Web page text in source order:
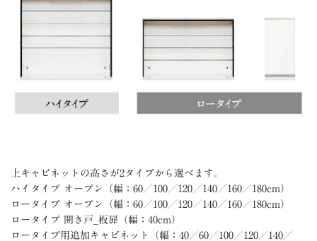
上キャビネットの高さが2タイプから選べます。
ハイタイプ オープン（幅：60／100／120／140／160／180cm）
ロータイプ オープン（幅：60／100／120／140／160／180cm）
ロータイプ 開き戸_板扉（幅：40cm）
ロータイプ用追加キャビネット（幅：40／60／100／120／140／